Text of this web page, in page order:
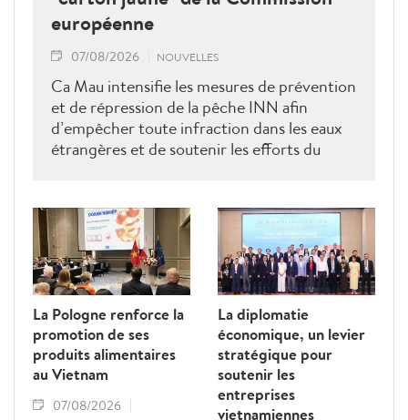
européenne
07/08/2026 NOUVELLES
Ca Mau intensifie les mesures de prévention
et de répression de la pêche INN afin
d’empêcher toute infraction dans les eaux
étrangères et de soutenir les efforts du
La Pologne renforce la
promotion de ses
produits alimentaires
au Vietnam
07/08/2026
La diplomatie
économique, un levier
stratégique pour
soutenir les
entreprises
vietnamiennes